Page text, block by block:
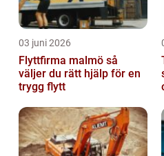
03 juni 2026
Flyttfirma malmö så
väljer du rätt hjälp för en
trygg flytt